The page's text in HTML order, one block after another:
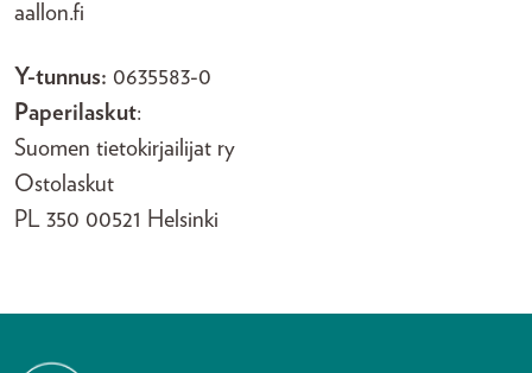
aallon.fi
Y-tunnus: 0635583-0
Paperilaskut:
Suomen tietokirjailijat ry
Ostolaskut
PL 350 00521 Helsinki